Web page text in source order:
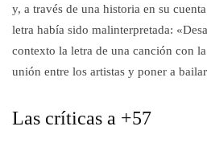
y, a través de una historia en su
letra había sido malinterpretada:
contexto la letra de una canción con
unión entre los artistas y poner a
Las críticas a +57